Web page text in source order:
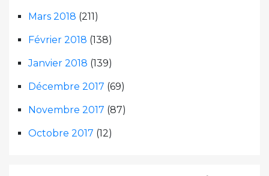
Mars 2018 (211)
Février 2018 (138)
Janvier 2018 (139)
Décembre 2017 (69)
Novembre 2017 (87)
Octobre 2017 (12)